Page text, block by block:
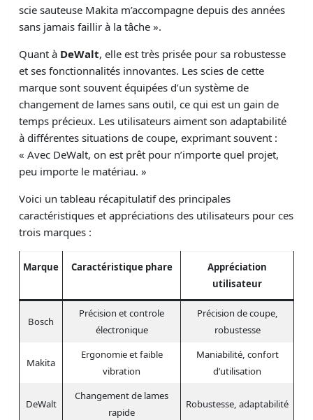
scie sauteuse Makita m’accompagne depuis des années
sans jamais faillir à la tâche ».
Quant à DeWalt, elle est très prisée pour sa robustesse
et ses fonctionnalités innovantes. Les scies de cette
marque sont souvent équipées d’un système de
changement de lames sans outil, ce qui est un gain de
temps précieux. Les utilisateurs aiment son adaptabilité
à différentes situations de coupe, exprimant souvent :
« Avec DeWalt, on est prêt pour n’importe quel projet,
peu importe le matériau. »
Voici un tableau récapitulatif des principales
caractéristiques et appréciations des utilisateurs pour ces
trois marques :
Marque Caractéristique phare
Appréciation
utilisateur
Bosch
Précision et controle
électronique
Précision de coupe,
robustesse
Makita
Ergonomie et faible
vibration
Maniabilité, confort
d’utilisation
DeWalt
Changement de lames
rapide
Robustesse, adaptabilité